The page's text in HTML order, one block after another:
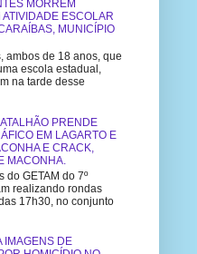
MORREM
ESCOLAR
MUNICÍPIO
ambos de 18 anos, que
escola estadual,
na tarde desse
PRENDE
EM LAGARTO E
E CRACK,
MACONHA.
do GETAM do 7º
realizando rondas
17h30, no conjunto
IMAGENS DE